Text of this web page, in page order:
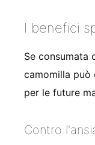
I benefici
Se consumata
camomilla
per le future
Contro